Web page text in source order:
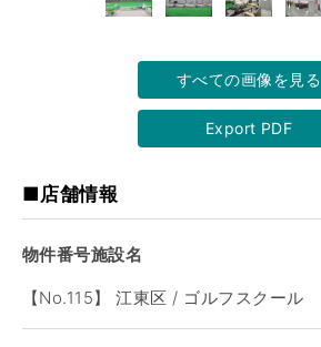
すべての画像を見る
Export PDF
■店舗情報
物件番号施設名
【No.115】 江東区 / ゴルフスクール